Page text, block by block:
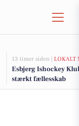
13 timer siden | LOKALT
Esbjerg Ishockey
stærkt fællesskab